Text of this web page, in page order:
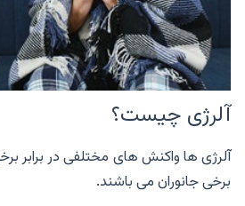
آلرژی چیست؟
آلرژی ها واکنش های مختلفی در برابر
برخی جانوران می باشند.